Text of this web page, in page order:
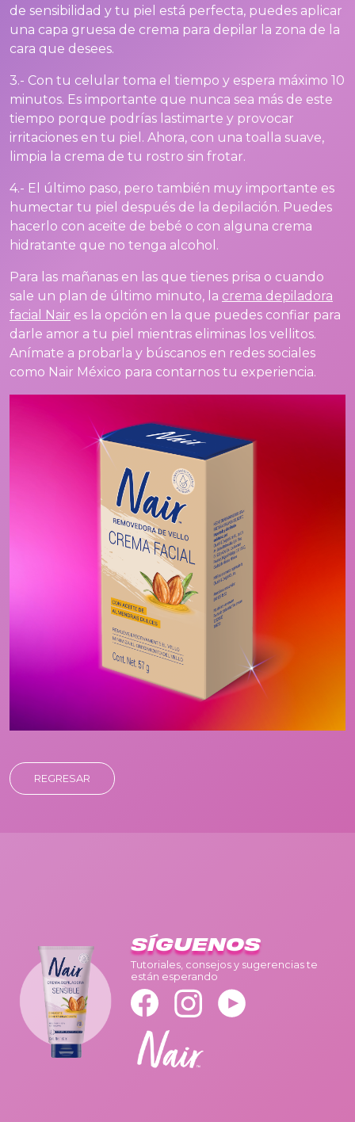
de sensibilidad y tu piel está perfecta, puedes aplicar
una capa gruesa de crema para depilar la zona de la
cara que desees.
3.- Con tu celular toma el tiempo y espera máximo 10
minutos. Es importante que nunca sea más de este
tiempo porque podrías lastimarte y provocar
irritaciones en tu piel. Ahora, con una toalla suave,
limpia la crema de tu rostro sin frotar.
4.- El último paso, pero también muy importante es
humectar tu piel después de la depilación. Puedes
hacerlo con aceite de bebé o con alguna crema
hidratante que no tenga alcohol.
Para las mañanas en las que tienes prisa o cuando
sale un plan de último minuto, la crema depiladora
facial Nair es la opción en la que puedes confiar para
darle amor a tu piel mientras eliminas los vellitos.
Anímate a probarla y búscanos en redes sociales
como Nair México para contarnos tu experiencia.
REGRESAR
SÍGUENOS
Tutoriales, consejos y sugerencias te
están esperando